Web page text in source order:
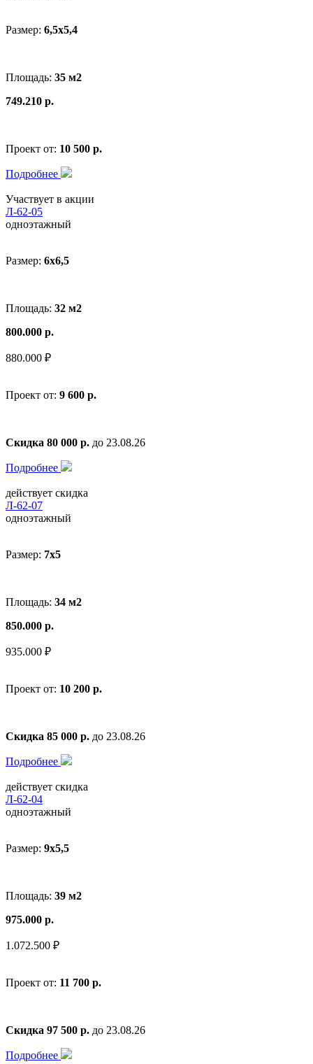
Размер: 6,5х5,4
Площадь: 35 м2
749.210 р.
Проект от: 10 500 р.
Подробнее
Участвует в акции
Л-62-05
одноэтажный
Размер: 6x6,5
Площадь: 32 м2
800.000 р.
880.000 ₽
Проект от: 9 600 р.
Скидка 80 000 р. до 23.08.26
Подробнее
действует скидка
Л-62-07
одноэтажный
Размер: 7x5
Площадь: 34 м2
850.000 р.
935.000 ₽
Проект от: 10 200 р.
Скидка 85 000 р. до 23.08.26
Подробнее
действует скидка
Л-62-04
одноэтажный
Размер: 9x5,5
Площадь: 39 м2
975.000 р.
1.072.500 ₽
Проект от: 11 700 р.
Скидка 97 500 р. до 23.08.26
Подробнее